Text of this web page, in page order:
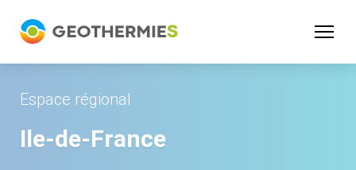
Espace régional
Ile-de-France